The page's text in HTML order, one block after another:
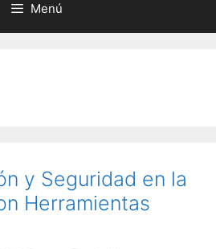
Menú
y Seguridad en la
Herramientas